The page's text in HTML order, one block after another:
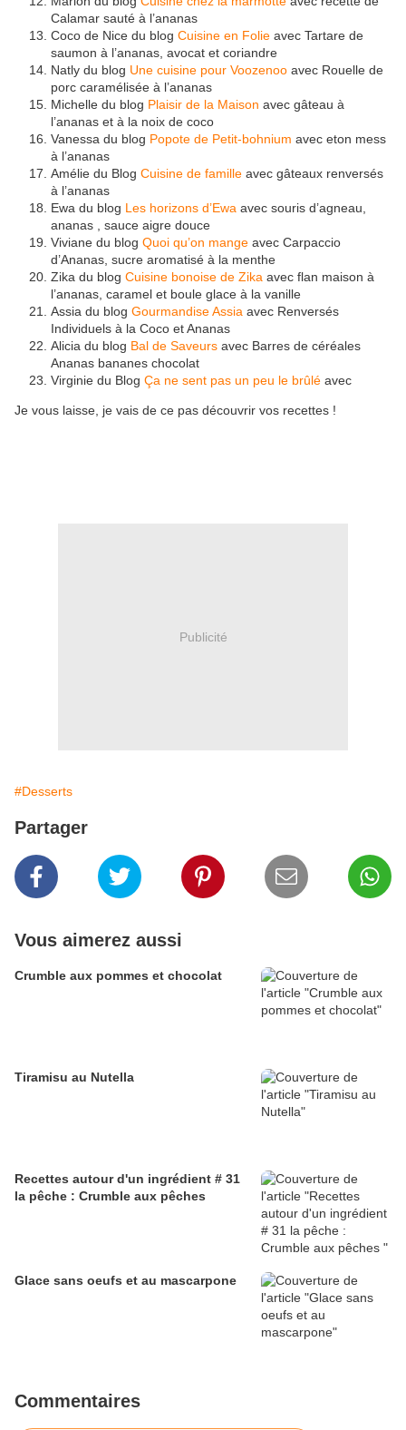
Calamar sauté à l’ananas
Coco de Nice du blog Cuisine en Folie avec Tartare de
saumon à l’ananas, avocat et coriandre
Natly du blog Une cuisine pour Voozenoo avec Rouelle de
porc caramélisée à l’ananas
Michelle du blog Plaisir de la Maison avec gâteau à
l’ananas et à la noix de coco
Vanessa du blog Popote de Petit-bohnium avec eton mess
à l’ananas
Amélie du Blog Cuisine de famille avec gâteaux renversés
à l’ananas
Ewa du blog Les horizons d’Ewa avec souris d’agneau,
ananas , sauce aigre douce
Viviane du blog Quoi qu’on mange avec Carpaccio
d’Ananas, sucre aromatisé à la menthe
Zika du blog Cuisine bonoise de Zika avec flan maison à
l’ananas, caramel et boule glace à la vanille
Assia du blog Gourmandise Assia avec Renversés
Individuels à la Coco et Ananas
Alicia du blog Bal de Saveurs avec Barres de céréales
Ananas bananes chocolat
Virginie du Blog Ça ne sent pas un peu le brûlé avec
Je vous laisse, je vais de ce pas découvrir vos recettes !
Publicité
#Desserts
Partager
Vous aimerez aussi
Crumble aux pommes et chocolat
Tiramisu au Nutella
Recettes autour d'un ingrédient # 31
la pêche : Crumble aux pêches
Glace sans oeufs et au mascarpone
Commentaires